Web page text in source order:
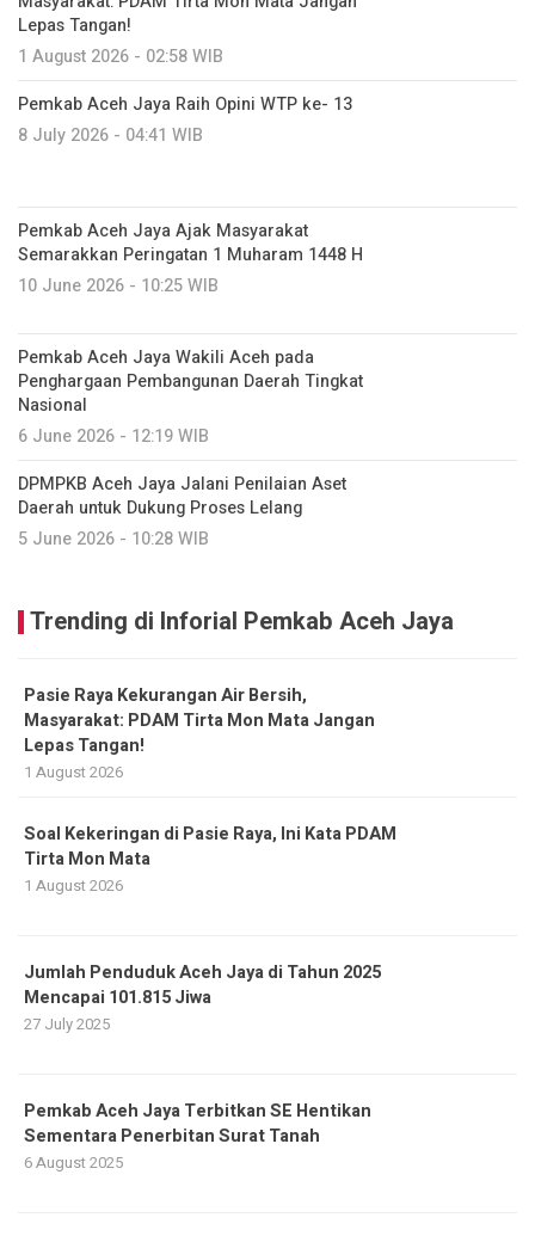
Lepas Tangan!
1 August 2026 - 02:58 WIB
Pemkab Aceh Jaya Raih Opini WTP ke- 13
8 July 2026 - 04:41 WIB
Pemkab Aceh Jaya Ajak Masyarakat
Semarakkan Peringatan 1 Muharam 1448 H
10 June 2026 - 10:25 WIB
Pemkab Aceh Jaya Wakili Aceh pada
Penghargaan Pembangunan Daerah Tingkat
Nasional
6 June 2026 - 12:19 WIB
DPMPKB Aceh Jaya Jalani Penilaian Aset
Daerah untuk Dukung Proses Lelang
5 June 2026 - 10:28 WIB
Trending di Inforial Pemkab Aceh Jaya
Pasie Raya Kekurangan Air Bersih,
Masyarakat: PDAM Tirta Mon Mata Jangan
Lepas Tangan!
1 August 2026
Soal Kekeringan di Pasie Raya, Ini Kata PDAM
Tirta Mon Mata
1 August 2026
Jumlah Penduduk Aceh Jaya di Tahun 2025
Mencapai 101.815 Jiwa
27 July 2025
Pemkab Aceh Jaya Terbitkan SE Hentikan
Sementara Penerbitan Surat Tanah
6 August 2025